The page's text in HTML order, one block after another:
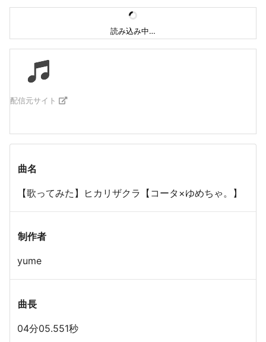
読み込み中…
配信元サイト
曲名
【歌ってみた】ヒカリザクラ【コータ×ゆめちゃ。】
制作者
yume
曲長
04分05.551秒